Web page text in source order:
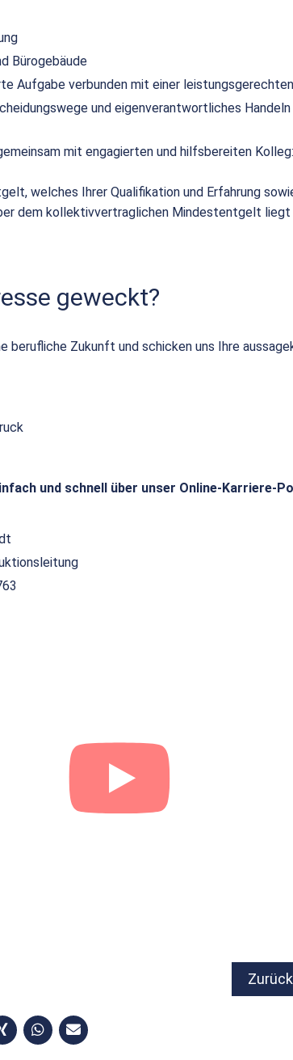
Bürogebäude
Aufgabe verbunden mit einer
und eigenverantwortliches Handeln
mit engagierten und hilfsbereiten
welches Ihrer Qualifikation und Erfahrung
dem kollektivvertraglichen Mindestentgelt liegt
geweckt?
berufliche Zukunft und schicken uns Ihre
und schnell über unser Online-Karriere-
Zurück